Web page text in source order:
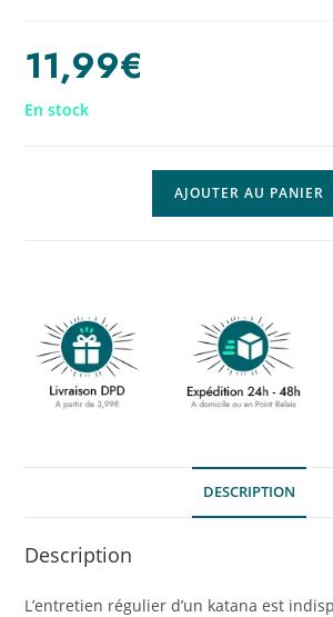
11,99€
En stock
AJOUTER AU PANIER
DESCRIPTION
Description
L’entretien régulier d’un katana est